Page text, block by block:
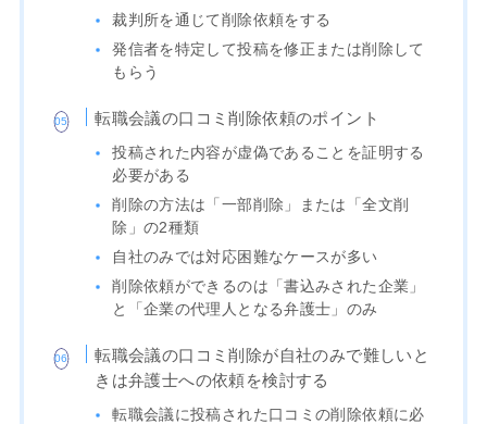
裁判所を通じて削除依頼をする
発信者を特定して投稿を修正または削除して
もらう
転職会議の口コミ削除依頼のポイント
投稿された内容が虚偽であることを証明する
必要がある
削除の方法は「一部削除」または「全文削
除」の2種類
自社のみでは対応困難なケースが多い
削除依頼ができるのは「書込みされた企業」
と「企業の代理人となる弁護士」のみ
転職会議の口コミ削除が自社のみで難しいと
きは弁護士への依頼を検討する
転職会議に投稿された口コミの削除依頼に必